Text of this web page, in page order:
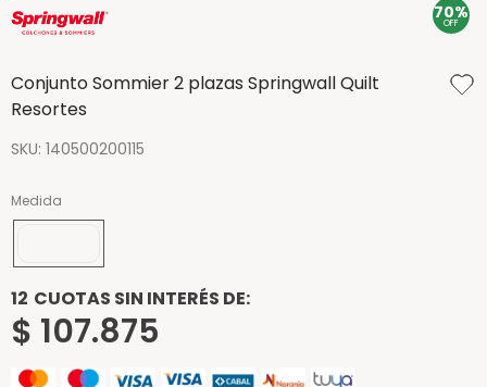
70%
OFF
Conjunto Sommier 2 plazas Springwall Quilt
Resortes
SKU: 140500200115
Medida
12 CUOTAS SIN INTERÉS DE:
$ 107.875